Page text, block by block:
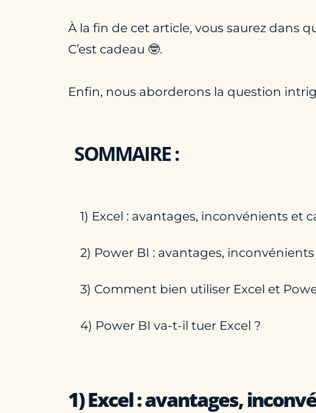
À la fin de cet article, vous saurez dans
C’est cadeau 🤓.
Enfin, nous aborderons la question
SOMMAIRE :
1) Excel : avantages, inconvénients et
2) Power BI : avantages, inconvénients
3) Comment bien utiliser Excel et
4) Power BI va-t-il tuer Excel ?
1) Excel : avantages,